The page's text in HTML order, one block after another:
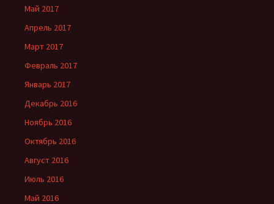
Май 2017
Апрель 2017
Март 2017
Февраль 2017
Январь 2017
Декабрь 2016
Ноябрь 2016
Октябрь 2016
Август 2016
Июль 2016
Май 2016